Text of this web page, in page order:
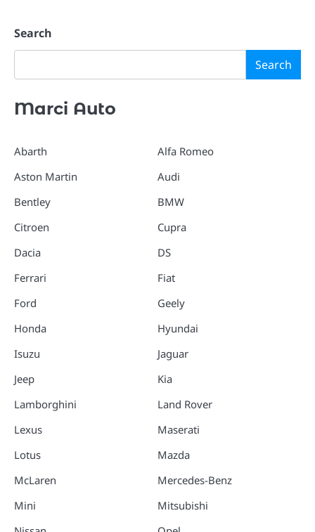
Search
Search
Marci Auto
Abarth
Aston Martin
Bentley
Citroen
Dacia
Ferrari
Ford
Honda
Isuzu
Jeep
Lamborghini
Lexus
Lotus
McLaren
Mini
Alfa Romeo
Audi
BMW
Cupra
DS
Fiat
Geely
Hyundai
Jaguar
Kia
Land Rover
Maserati
Mazda
Mercedes-Benz
Mitsubishi